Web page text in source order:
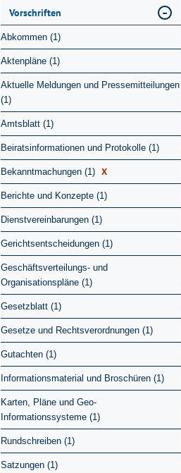
Vorschriften
Abkommen (1)
Aktenpläne (1)
Aktuelle Meldungen und Pressemitteilungen
(1)
Amtsblatt (1)
Beiratsinformationen und Protokolle (1)
Bekanntmachungen (1) X
Berichte und Konzepte (1)
Dienstvereinbarungen (1)
Gerichtsentscheidungen (1)
Geschäftsverteilungs- und
Organisationspläne (1)
Gesetzblatt (1)
Gesetze und Rechtsverordnungen (1)
Gutachten (1)
Informationsmaterial und Broschüren (1)
Karten, Pläne und Geo-
Informationssysteme (1)
Rundschreiben (1)
Satzungen (1)